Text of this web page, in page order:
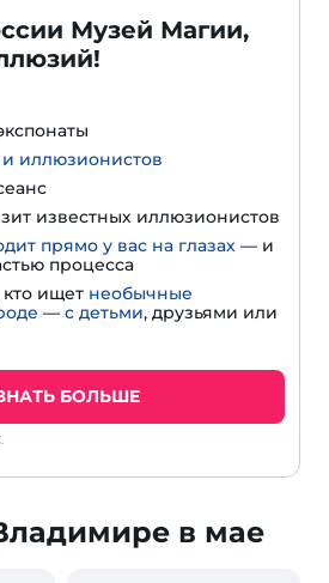
Музей Магии,
иллюзионистов
известных иллюзионистов
прямо у вас на глазах — и
процесса
кто ищет необычные
— с детьми, друзьями или
БОЛЬШЕ
в мае